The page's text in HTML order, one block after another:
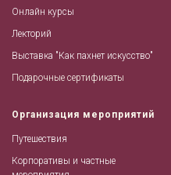
Онлайн курсы
Лекторий
Выставка "Как пахнет искусство"
Подарочные сертификаты
Организация мероприятий
Путешествия
Корпоративы и частные